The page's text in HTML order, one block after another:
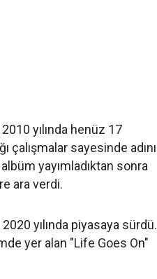
yılında henüz 17
çalışmalar sayesinde adını
yayımladıktan sonra
ara verdi.
yılında piyasaya sürdü.
yer alan "Life Goes On"